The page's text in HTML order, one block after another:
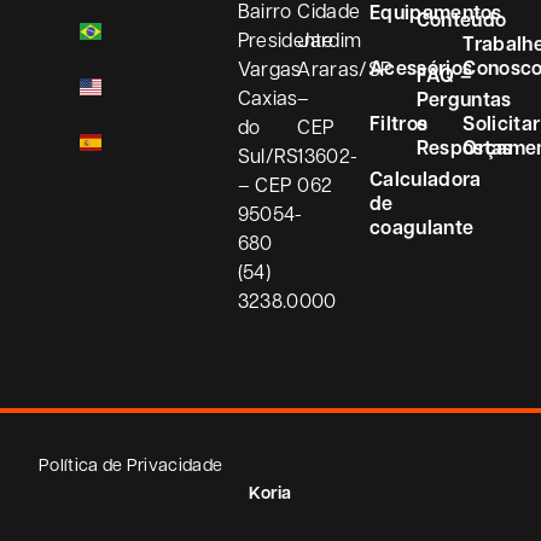
Bairro
Presidente
Vargas
Caxias
do
Sul/RS
– CEP
95054-
680
(54)
3238.0000
Cidade
Jardim
Araras/SP
–
CEP
13602-
062
Equipamentos
Acessórios
Filtros
Calculadora
de
coagulante
Conteúdo
FAQ –
Perguntas
e
Respostas
Solicitar
Política de Privacidade
Koria